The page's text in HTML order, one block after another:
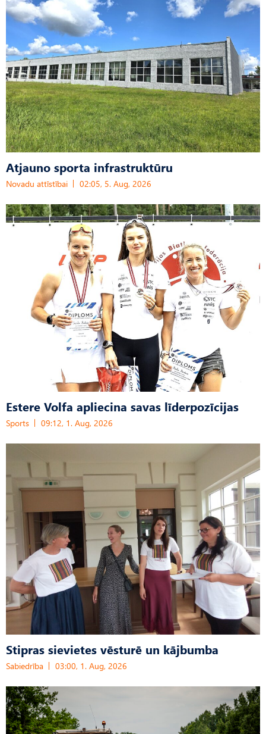
Atjauno sporta infrastruktūru
Novadu attīstībai 02:05, 5. Aug, 2026
Estere Volfa apliecina savas līderpozīcijas
Sports 09:12, 1. Aug, 2026
Stipras sievietes vēsturē un kājbumba
Sabiedrība 03:00, 1. Aug, 2026